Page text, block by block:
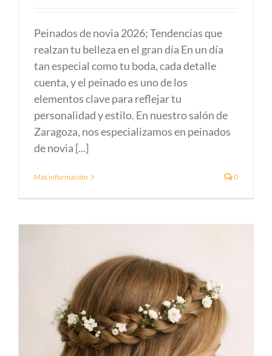
Peinados de novia 2026; Tendencias que
realzan tu belleza en el gran día En un día
tan especial como tu boda, cada detalle
cuenta, y el peinado es uno de los
elementos clave para reflejar tu
personalidad y estilo. En nuestro salón de
Zaragoza, nos especializamos en peinados
de novia [...]
Más información 0